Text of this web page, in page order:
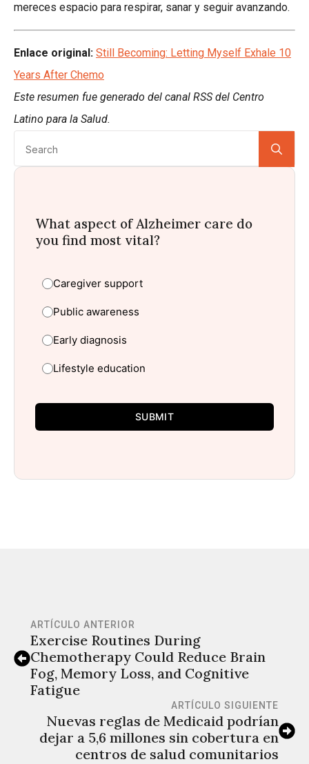
mereces espacio para respirar, sanar y seguir avanzando.
Enlace original: Still Becoming: Letting Myself Exhale 10
Years After Chemo
Este resumen fue generado del canal RSS del Centro
Latino para la Salud.
What aspect of Alzheimer care do
you find most vital?
Caregiver support
Public awareness
Early diagnosis
Lifestyle education
SUBMIT
ARTÍCULO ANTERIOR
Exercise Routines During
Chemotherapy Could Reduce Brain
Fog, Memory Loss, and Cognitive
Fatigue
ARTÍCULO SIGUIENTE
Nuevas reglas de Medicaid podrían
dejar a 5,6 millones sin cobertura en
centros de salud comunitarios